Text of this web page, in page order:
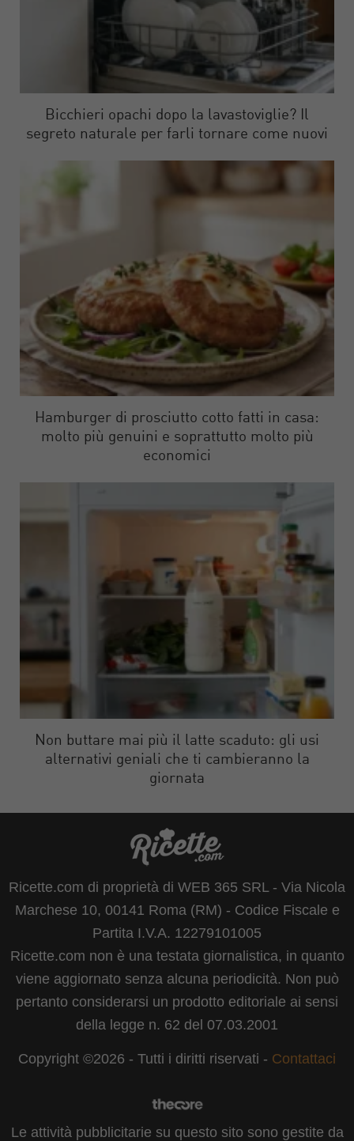
Bicchieri opachi dopo la lavastoviglie? Il
segreto naturale per farli tornare come nuovi
Hamburger di prosciutto cotto fatti in casa:
molto più genuini e soprattutto molto più
economici
Non buttare mai più il latte scaduto: gli usi
alternativi geniali che ti cambieranno la
giornata
Ricette.com di proprietà di WEB 365 SRL - Via Nicola
Marchese 10, 00141 Roma (RM) - Codice Fiscale e
Partita I.V.A. 12279101005
Ricette.com non è una testata giornalistica, in quanto
viene aggiornato senza alcuna periodicità. Non può
pertanto considerarsi un prodotto editoriale ai sensi
della legge n. 62 del 07.03.2001
Copyright ©2026 - Tutti i diritti riservati - Contattaci
Le attività pubblicitarie su questo sito sono gestite da